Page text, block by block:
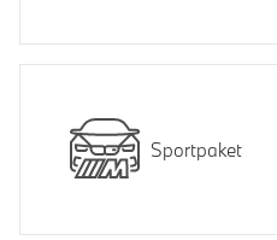
Sportpaket